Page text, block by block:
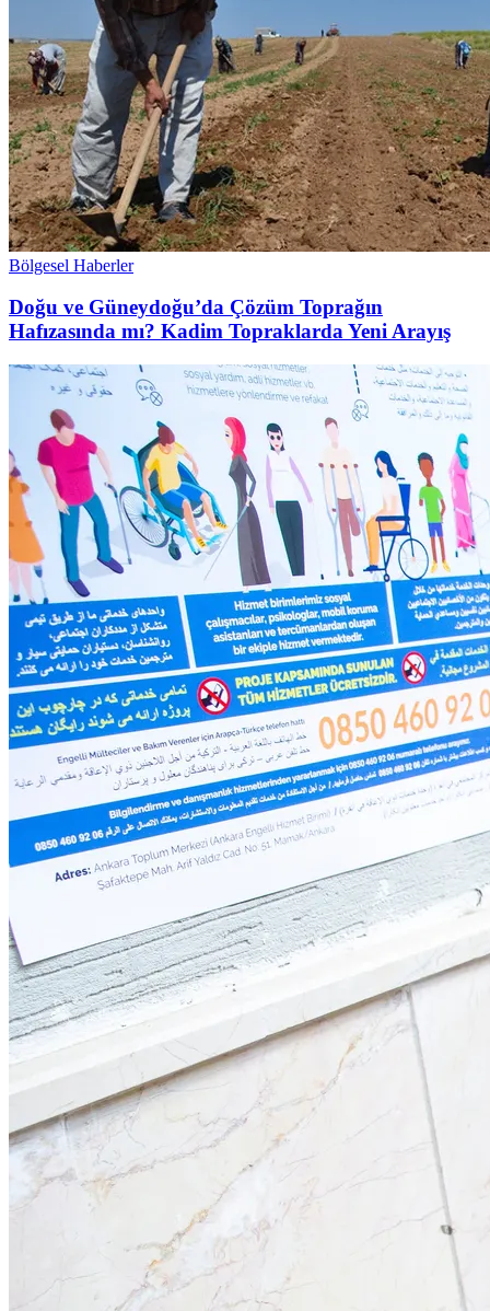
Bölgesel Haberler
Doğu ve Güneydoğu’da Çözüm Toprağın
Hafızasında mı? Kadim Topraklarda Yeni Arayış